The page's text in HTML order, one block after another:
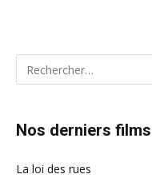
Nos derniers
La loi des rues